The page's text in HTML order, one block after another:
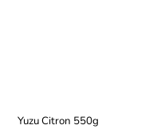
Yuzu Citron 550g